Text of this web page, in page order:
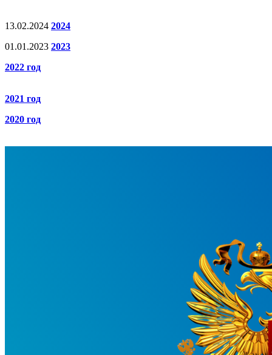
13.02.2024 2024
01.01.2023 2023
2022 год
2021 год
2020 год